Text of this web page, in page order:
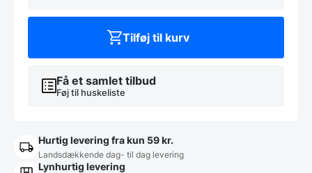
antal
Få et samlet tilbud
Føj til huskeliste
Tilføj til kurv
Hurtig levering fra kun 59 kr.
Landsdækkende dag- til dag levering
Lynhurtig levering